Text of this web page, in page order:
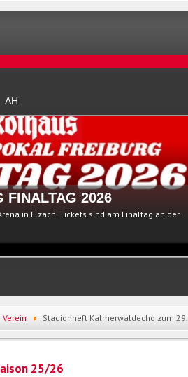
AH
FINALTAG 2026
in Elzach. Tickets sind am Finaltag an der
Verein
Stadionheft Kalmerwaldecho zum 29.
25/26